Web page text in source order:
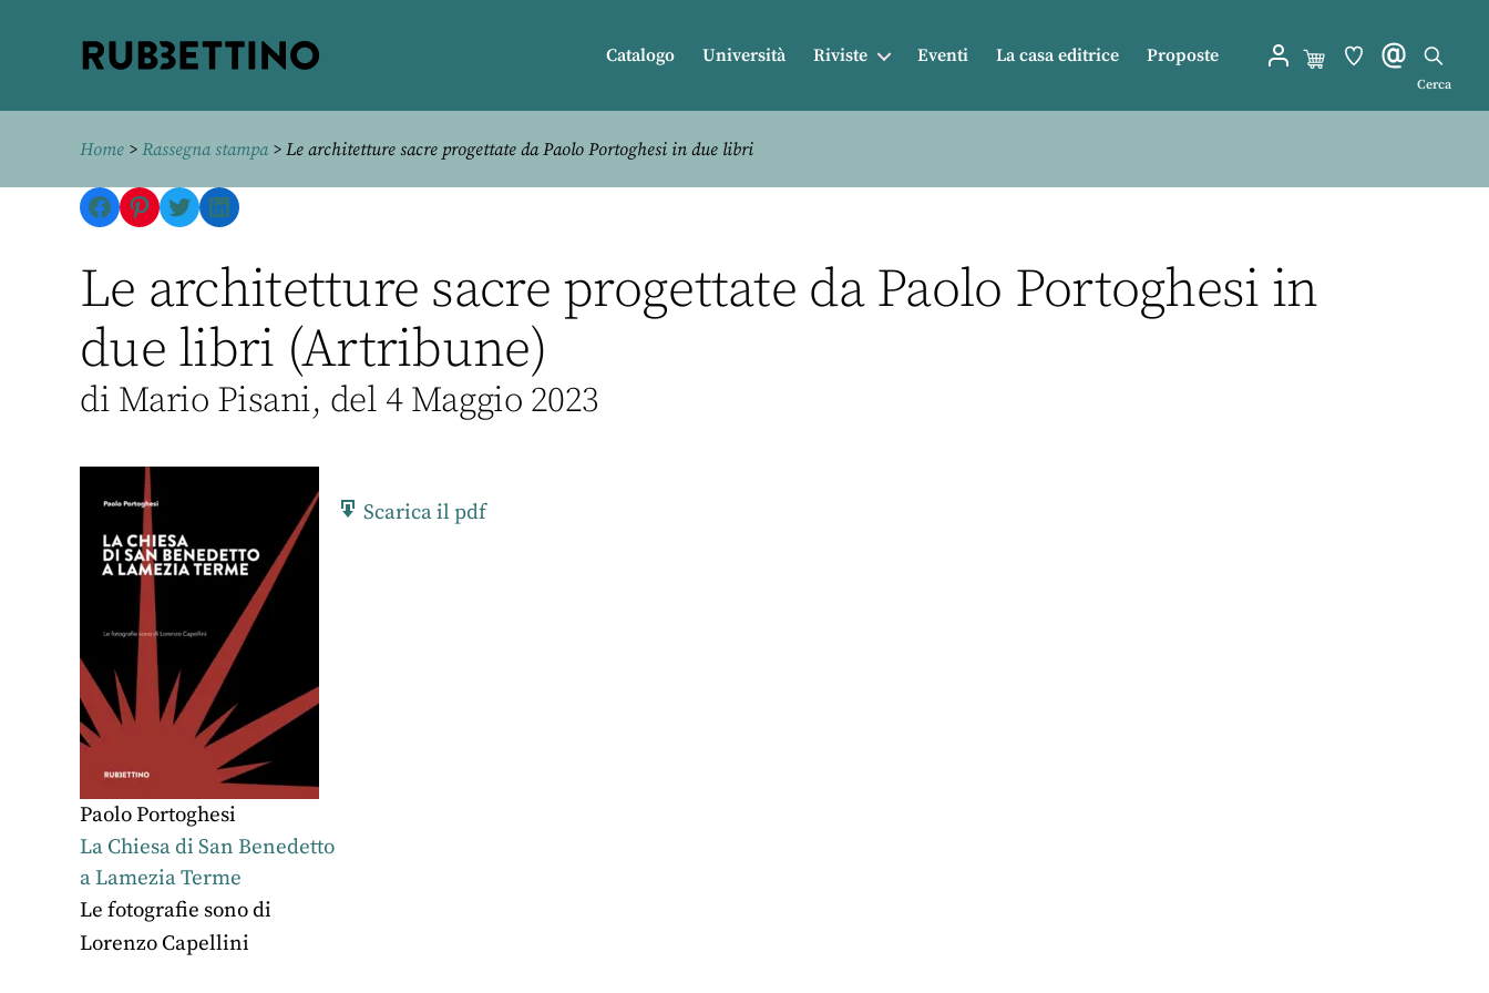
Catalogo Università Riviste Eventi La casa editrice Proposte
Cerca
Home > Rassegna stampa> Le architetture sacre progettate da Paolo Portoghesi in due libri
Facebook
Pinterest
TwitterLinkedIn
Le architetture sacre progettate da Paolo Portoghesi in
due libri (Artribune)
di Mario Pisani, del 4 Maggio 2023
Paolo Portoghesi
La Chiesa di San Benedetto
a Lamezia Terme
Le fotografie sono di
Lorenzo Capellini
Scarica il pdf